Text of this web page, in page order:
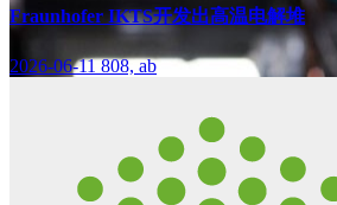
Fraunhofer IKTS开发出高温电解堆
2026-06-11808, ab